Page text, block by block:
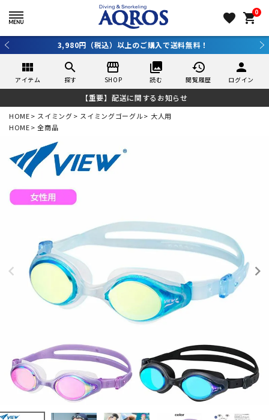
favorite 0
shopping_cart
3,980円（税込）以上のご購入で送料無料！
view_module
アイテム
search
探す
storefront
SHOP
collections
読む
history
閲覧履歴
person
ログイン
【重要】配送に関するお知らせ
HOME スイミング スイミングゴーグル
大人用
HOME
全商品